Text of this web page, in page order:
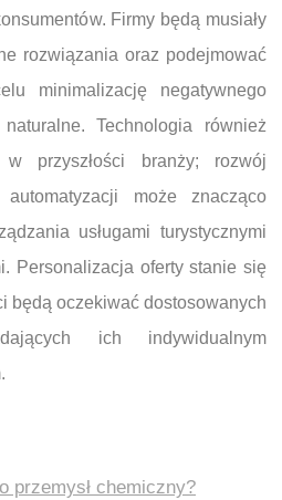
Firmy będą musiały
rozwiązania oraz podejmować
minimalizację negatywnego
Technologia również
przyszłości branży; rozwój
może znacząco
usługami turystycznymi
Personalizacja oferty stanie się
będą oczekiwać dostosowanych
ich indywidualnym
przemysł chemiczny?